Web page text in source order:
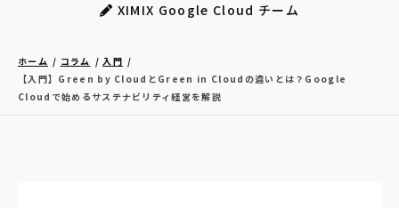
XIMIX Google Cloud チーム
ホーム コラム
入門
【入門】Green by CloudとGreen in Cloudの違いとは？Google
Cloudで始めるサステナビリティ経営を解説